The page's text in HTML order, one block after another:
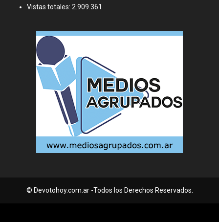
Vistas totales: 2.909.361
© Devotohoy.com.ar -Todos los Derechos Reservados.